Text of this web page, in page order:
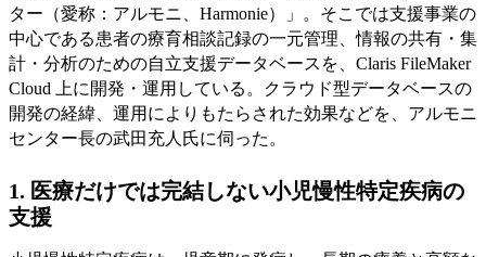
ター（愛称：アルモニ、Harmonie）」。そこでは支援事業の
中心である患者の療育相談記録の一元管理、情報の共有・集
計・分析のための自立支援データベースを、Claris FileMaker
Cloud 上に開発・運用している。クラウド型データベースの
開発の経緯、運用によりもたらされた効果などを、アルモニ
センター長の武田充人氏に伺った。
1. 医療だけでは完結しない小児慢性特定疾病の
支援